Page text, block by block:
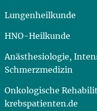
Lungenheilkunde
HNO-Heilkunde
Anästhesiologie,
Schmerzmedizin
Onkologische
krebspatienten.de